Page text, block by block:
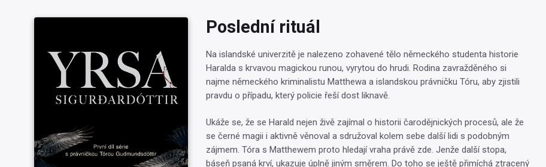
Poslední rituál
Na islandské univerzitě je nalezeno zohavené tělo německého studenta historie
Haralda s krvavou magickou runou, vyrytou do hrudi. Rodina zavražděného si
najme německého kriminalistu Matthewa a islandskou právničku Tóru, aby zjistili
pravdu o případu, který policie řeší dost liknavě.
Ukáže se, že se Harald nejen živě zajímal o historii čarodějnických procesů, ale že
se černé magii i aktivně věnoval a sdružoval kolem sebe další lidi s podobným
zájmem. Tóra s Matthewem proto hledají vraha právě zde. Jenže další stopa,
báseň psaná krví, ukazuje úplně jiným směrem. Do toho se ještě přimíchá ztracený